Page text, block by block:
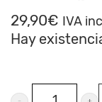
29,90€ IVA
Hay
Plato